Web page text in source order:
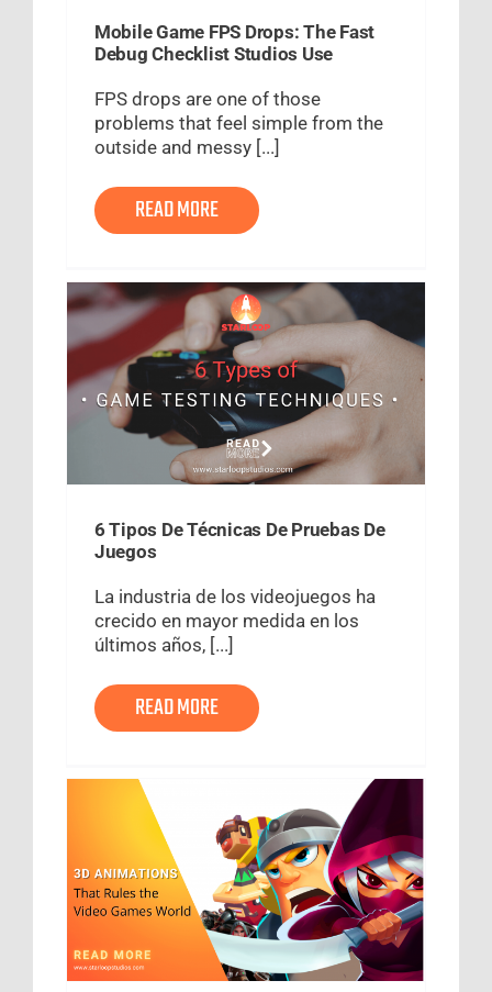
Mobile Game FPS Drops: The Fast
Debug Checklist Studios Use
FPS drops are one of those
problems that feel simple from the
outside and messy [...]
READ MORE
6 Tipos De Técnicas De Pruebas De
Juegos
La industria de los videojuegos ha
crecido en mayor medida en los
últimos años, [...]
READ MORE